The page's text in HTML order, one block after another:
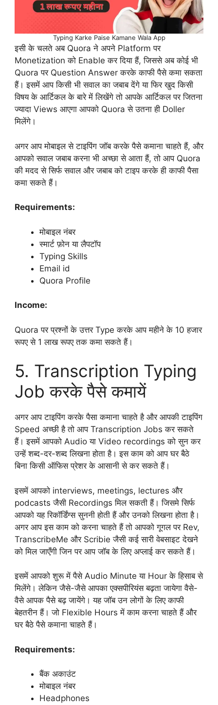
Typing Karke Paise Kamane Wala App
इसी के चलते अब Quora ने अपने Platform पर
Monetization को Enable कर दिया हैं, जिससे अब कोई भी
Quora पर Question Answer करके काफी पैसे कमा सकता
हैं। इसमें आप किसी भी सवाल का जबाब देंगे या फिर खुद किसी
विषय के आर्टिकल के बारे में लिखेंगे तो आपके आर्टिकल पर जितना
ज्यादा Views आएगा आपको Quora से उतना ही Doller
मिलेंगे।
अगर आप मोबाइल से टाइपिंग जॉब करके पैसे कमाना चाहते हैं, और
आपको सवाल जबाब करना भी अच्छा से आता हैं, तो आप Quora
की मदद से सिर्फ सवाल और जबाब को टाइप करके ही काफी पैसा
कमा सकते हैं।
Requirements:
मोबाइल नंबर
स्मार्ट फ़ोन या लैपटॉप
Typing Skills
Email id
Quora Profile
Income:
Quora पर प्रश्नों के उत्तर Type करके आप महीने के 10 हजार
रूपए से 1 लाख रूपए तक कमा सकते हैं।
5. Transcription Typing
Job करके पैसे कमायें
अगर आप टाइपिंग करके पैसा कमाना चाहते है और आपकी टाइपिंग
Speed अच्छी है तो आप Transcription Jobs कर सकते
हैं। इसमें आपको Audio या Video recordings को सुन कर
उन्हें शब्द-दर-शब्द लिखना होता है। इस काम को आप घर बैठे
बिना किसी ऑफिस प्रेशर के आसानी से कर सकते हैं।
इसमें आपको interviews, meetings, lectures और
podcasts जैसी Recordings मिल सकती हैं। जिसमे सिर्फ
आपको यह रिकॉर्डिंग्स सुननी होती हैं और उनको लिखना होता है।
अगर आप इस काम को करना चाहते हैं तो आपको गूगल पर Rev,
TranscribeMe और Scribie जैसी कई सारी वेबसाइट देखने
को मिल जाएँगी जिन पर आप जॉब के लिए अप्लाई कर सकते हैं।
इसमें आपको शुरू में पैसे Audio Minute या Hour के हिसाब से
मिलेंगे। लेकिन जैसे-जैसे आपका एक्सपीरियंस बढ़ता जायेगा वैसे-
वैसे आपक पैसे बढ़ जायेंगे। यह जॉब उन लोगों के लिए काफी
बेहतरीन हैं। जो Flexible Hours में काम करना चाहते हैं और
घर बैठे पैसे कमाना चाहते हैं।
Requirements:
बैंक अकाउंट
मोबाइल नंबर
Headphones